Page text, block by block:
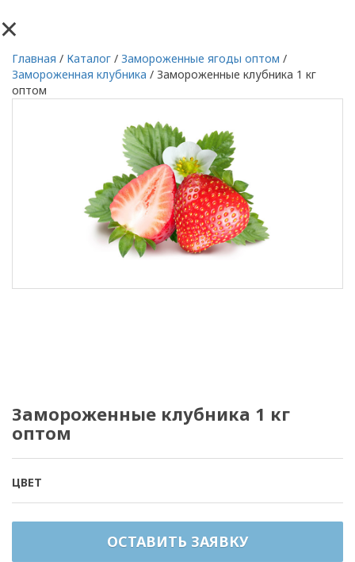
×
Главная / Каталог / Замороженные ягоды оптом /
Замороженная клубника / Замороженные клубника 1 кг
оптом
Замороженные клубника 1 кг
оптом
ЦВЕТ
ОСТАВИТЬ ЗАЯВКУ